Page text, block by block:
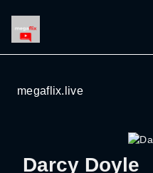
megaflix.live
Darcy Doyle